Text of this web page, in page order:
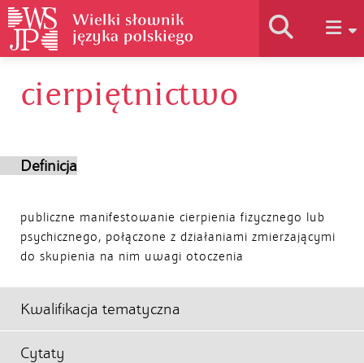
Historia słownika
Autorzy
cierpiętnictwo
Definicja
publiczne manifestowanie cierpienia fizycznego lub
psychicznego, połączone z działaniami zmierzającymi
do skupienia na nim uwagi otoczenia
Kwalifikacja tematyczna
Cytaty